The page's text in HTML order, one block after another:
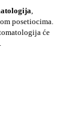
posetiocima.
će